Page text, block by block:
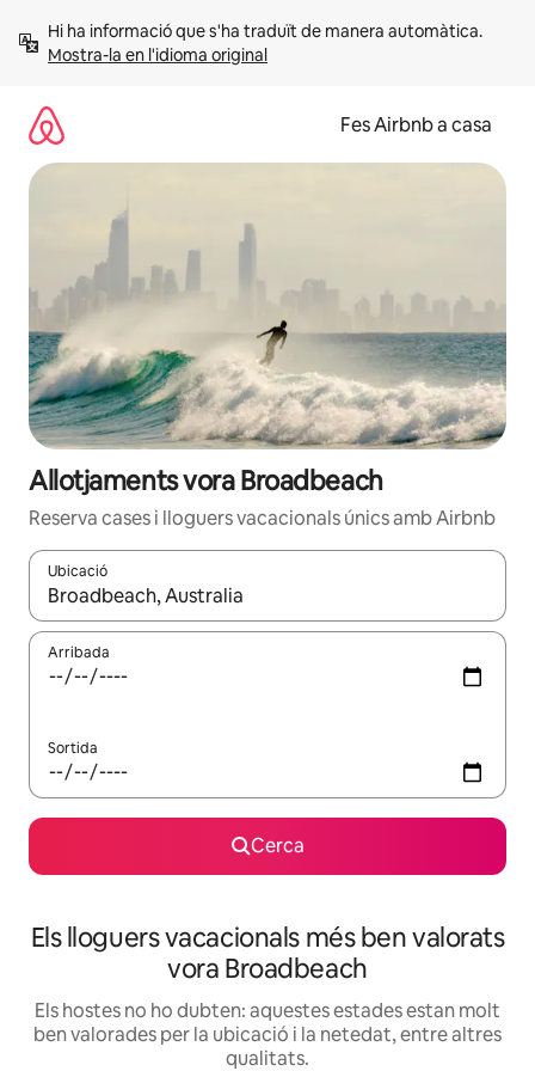
Mostra-la en l'idioma original
Fes Airbnb a casa
Allotjaments vora Broadbeach
Reserva cases i lloguers vacacionals únics amb Airbnb
Ubicació
Quan els resultats estiguin disponibles, podràs navegar-hi a
Arribada
Sortida
Cerca
Els lloguers vacacionals més ben valorats
vora Broadbeach
Els hostes no ho dubten: aquestes estades estan molt
ben valorades per la ubicació i la netedat, entre altres
qualitats.